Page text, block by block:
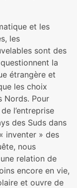
et les
les
sont des
la
étrangère et
les choix
Nords. Pour
l’entreprise
des Suds dans
inventer » des
nous
relation de
encore en vie,
et ouvre de